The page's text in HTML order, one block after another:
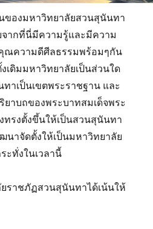
ของมหาวิทยาลัยสวนสุนันทา
ากที่นี่มีความรู้และมีความ
ณความดีศีลธรรมพร้อมๆกัน
เดิมมหาวิทยาลัยเป็นส่วนใด
าเป็นเขตพระราชฐาน และ
าบถของพระบาทสมเด็จพระ
ทรงตั้งขึ้นให้เป็นสวนสุนันทา
าจัดตั้งให้เป็นมหาวิทยาลัย
ทั่งในเวลานี้
ราชภัฏสวนสุนันทาได้เน้นให้